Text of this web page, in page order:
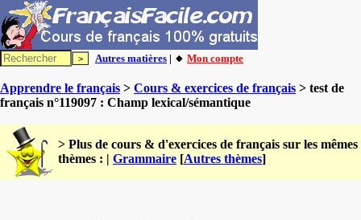
Autres matières | 🔸 Mon compte
Apprendre le français > Cours & exercices de français > test de
français n°119097 : Champ lexical/sémantique
> Plus de cours & d'exercices de français sur les mêmes
thèmes : | Grammaire [Autres thèmes]